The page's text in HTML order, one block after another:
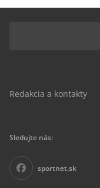
Redakcia a kontakty
Sledujte nás:
sportnet.sk